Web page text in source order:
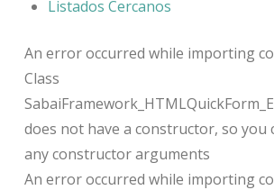
Listados Cercanos
An error occurred while importing
Class
does not have a constructor, so you
any constructor arguments
An error occurred while importing